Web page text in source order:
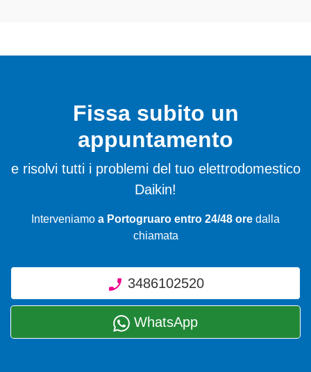
Fissa subito un
appuntamento
e risolvi tutti i problemi del tuo elettrodomestico
Daikin!
Interveniamo a Portogruaro entro 24/48 ore dalla
chiamata
3486102520
WhatsApp